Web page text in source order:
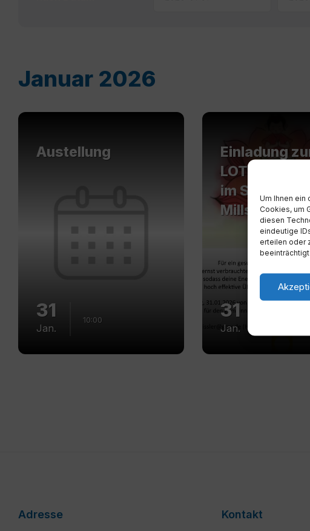
Um Ihnen ein
Cookies, um
diesen
eindeutige
erteilen oder
Januar 2026
Austellung
31
Jan.
10:00
Mehr
Einladung
LOTUS QI
im Seepark
Millstatt
31
Jan.
Mehr
Adresse Kontakt